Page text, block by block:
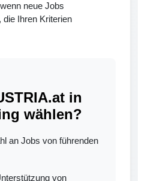
neue Jobs
die Ihren Kriterien
in
wählen?
an Jobs von führenden
von